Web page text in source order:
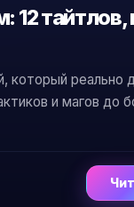
тайтлов,
который реально
и магов до